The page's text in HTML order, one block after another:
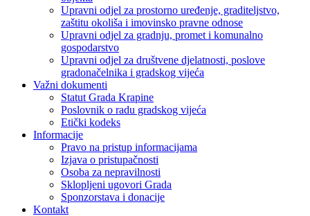
Upravni odjel za prostorno uređenje, graditeljstvo,
zaštitu okoliša i imovinsko pravne odnose
Upravni odjel za gradnju, promet i komunalno
gospodarstvo
Upravni odjel za društvene djelatnosti, poslove
gradonačelnika i gradskog vijeća
Važni dokumenti
Statut Grada Krapine
Poslovnik o radu gradskog vijeća
Etički kodeks
Informacije
Pravo na pristup informacijama
Izjava o pristupačnosti
Osoba za nepravilnosti
Sklopljeni ugovori Grada
Sponzorstava i donacije
Kontakt